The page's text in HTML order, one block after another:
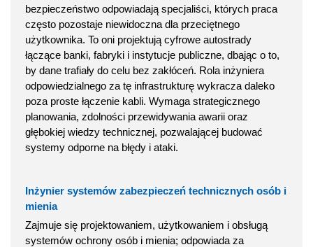
bezpieczeństwo odpowiadają specjaliści, których praca
często pozostaje niewidoczna dla przeciętnego
użytkownika. To oni projektują cyfrowe autostrady
łączące banki, fabryki i instytucje publiczne, dbając o to,
by dane trafiały do celu bez zakłóceń. Rola inżyniera
odpowiedzialnego za tę infrastrukturę wykracza daleko
poza proste łączenie kabli. Wymaga strategicznego
planowania, zdolności przewidywania awarii oraz
głębokiej wiedzy technicznej, pozwalającej budować
systemy odporne na błędy i ataki.
Inżynier systemów zabezpieczeń technicznych osób i
mienia
Zajmuje się projektowaniem, użytkowaniem i obsługą
systemów ochrony osób i mienia; odpowiada za